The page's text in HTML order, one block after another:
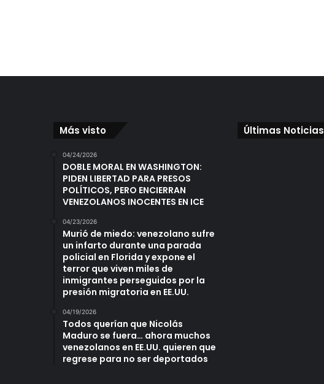
Más visto
04/24/2026
DOBLE MORAL EN WASHINGTON:
PIDEN LIBERTAD PARA PRESOS
POLÍTICOS, PERO ENCIERRAN
VENEZOLANOS INOCENTES EN ICE
04/23/2026
Murió de miedo: venezolano sufre
un infarto durante una parada
policial en Florida y expone el
terror que viven miles de
inmigrantes perseguidos por la
presión migratoria en EE.UU.
04/19/2026
Todos querían que Nicolás
Maduro se fuera… ahora muchos
venezolanos en EE.UU. quieren que
regrese para no ser deportados
Últimas Noticias